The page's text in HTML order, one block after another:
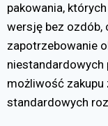
pakowania,
wersję bez ozdób,
zapotrzebowanie
niestandardowych
możliwość
standardowych